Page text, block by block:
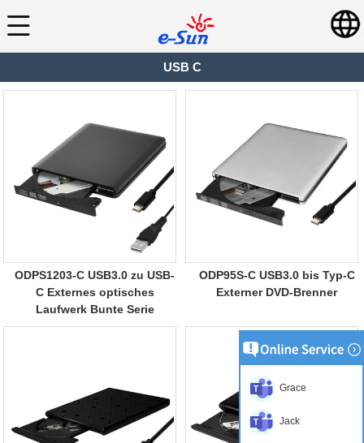
USB C
ODPS1203-C USB3.0 zu USB-
C Externes optisches
Laufwerk Bunte Serie
ODP95S-C USB3.0 bis Typ-C
Externer DVD-Brenner
Grace
Jack